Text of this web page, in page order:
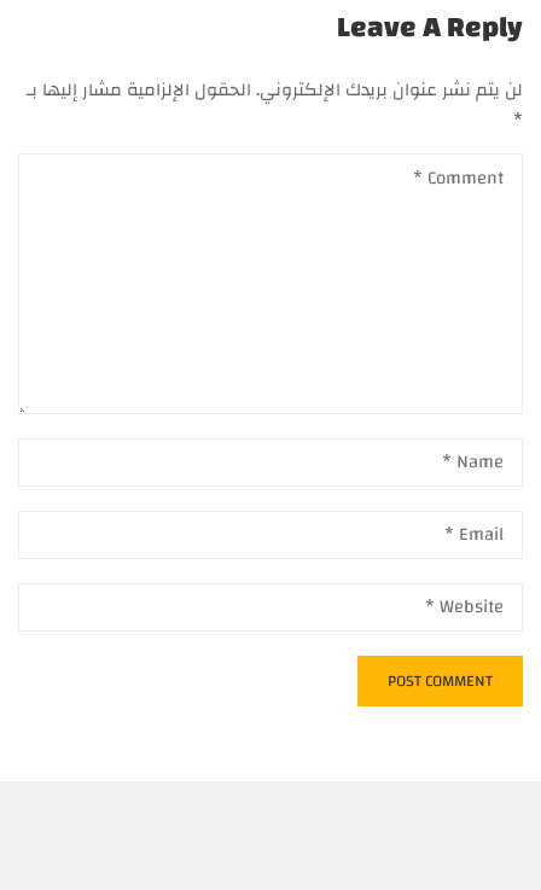
Leave A Reply
لن يتم نشر عنوان بريدك الإلكتروني.الحقول الإلزامية مشار إليها بـ
*